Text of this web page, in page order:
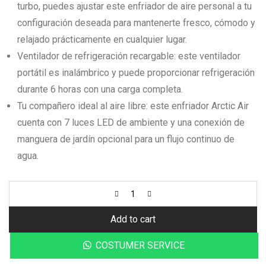
turbo, puedes ajustar este enfriador de aire personal a tu
configuración deseada para mantenerte fresco, cómodo y
relajado prácticamente en cualquier lugar.
Ventilador de refrigeración recargable: este ventilador
portátil es inalámbrico y puede proporcionar refrigeración
durante 6 horas con una carga completa.
Tu compañero ideal al aire libre: este enfriador Arctic Air
cuenta con 7 luces LED de ambiente y una conexión de
manguera de jardín opcional para un flujo continuo de
agua.
Add to cart
COSTUMER SERVICE